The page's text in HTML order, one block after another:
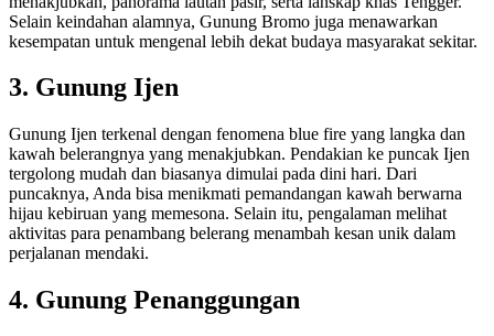
Selain keindahan alamnya, Gunung Bromo juga menawarkan
kesempatan untuk mengenal lebih dekat budaya masyarakat sekitar.
3. Gunung Ijen
Gunung Ijen terkenal dengan fenomena blue fire yang langka dan
kawah belerangnya yang menakjubkan. Pendakian ke puncak Ijen
tergolong mudah dan biasanya dimulai pada dini hari. Dari
puncaknya, Anda bisa menikmati pemandangan kawah berwarna
hijau kebiruan yang memesona. Selain itu, pengalaman melihat
aktivitas para penambang belerang menambah kesan unik dalam
perjalanan mendaki.
4. Gunung Penanggungan